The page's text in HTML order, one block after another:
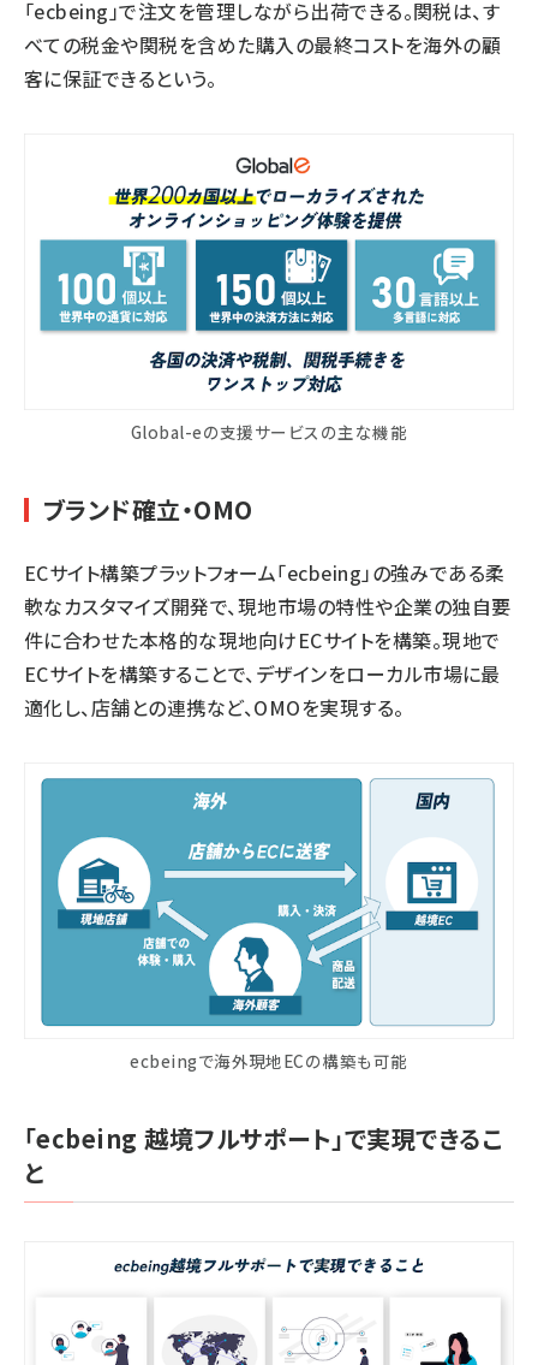
「ecbeing」で注文を管理しながら出荷できる。関税は、す
べての税金や関税を含めた購入の最終コストを海外の顧
客に保証できるという。
Global-eの支援サービスの主な機能
ブランド確立・OMO
ECサイト構築プラットフォーム「ecbeing」の強みである柔
軟なカスタマイズ開発で、現地市場の特性や企業の独自要
件に合わせた本格的な現地向けECサイトを構築。現地で
ECサイトを構築することで、デザインをローカル市場に最
適化し、店舗との連携など、OMOを実現する。
ecbeingで海外現地ECの構築も可能
「ecbeing 越境フルサポート」で実現できるこ
と